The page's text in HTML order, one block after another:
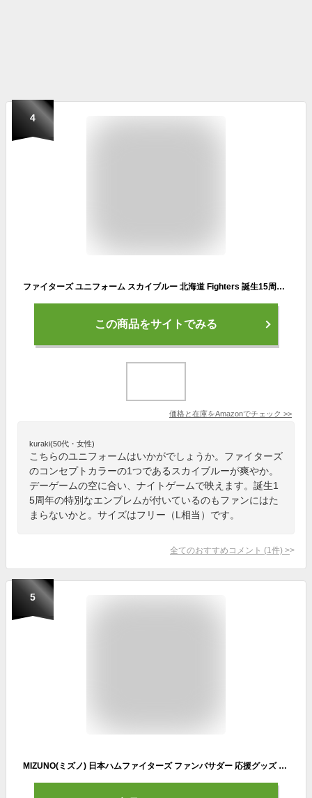
4
ファイターズ ユニフォーム スカイブルー 北海道 Fighters 誕生15周年 プロジェクト 限定 WE LOVE HOKKIDO フリーサイズ ユニホーム ウェア
この商品をサイトでみる
価格と在庫をAmazonでチェック >>
kuraki(50代・女性)
こちらのユニフォームはいかがでしょうか。ファイターズ
のコンセプトカラーの1つであるスカイブルーが爽やか。
デーゲームの空に合い、ナイトゲームで映えます。誕生1
5周年の特別なエンブレムが付いているのもファンにはた
まらないかと。サイズはフリー（L相当）です。
全てのおすすめコメント (1 件) >
5
MIZUNO(ミズノ) 日本ハムファイターズ ファンバサダー 応援グッズ デニムな応援サコッシュ 1FJRFF91 ポーチ バッグ